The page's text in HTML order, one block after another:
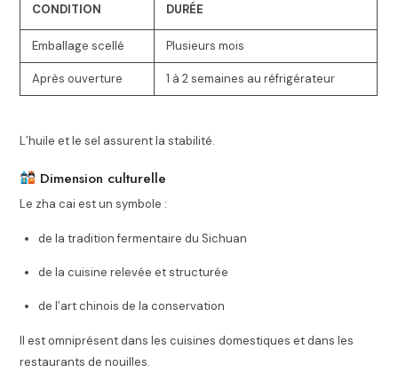
CONDITION DURÉE
Emballage scellé Plusieurs mois
Après ouverture 1 à 2 semaines au réfrigérateur
L’huile et le sel assurent la stabilité.
Dimension culturelle
Le zha cai est un symbole :
de la tradition fermentaire du Sichuan
de la cuisine relevée et structurée
de l’art chinois de la conservation
Il est omniprésent dans les cuisines domestiques et dans les
restaurants de nouilles.